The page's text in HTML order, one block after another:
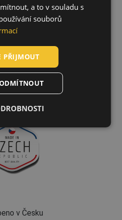
v Česku
SLOVAK
ROMANIAN
DUTCH
LATVIAN
a to v souladu s
souborů
PŘIJMOUT